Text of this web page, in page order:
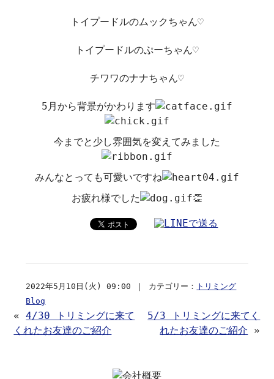
トイプードルのムックちゃん♡
トイプードルのぷーちゃん♡
チワワのナナちゃん♡
5月から背景がかわります
今までと少し雰囲気を変えてみました
みんなとっても可愛いですね
お疲れ様でした
👏
2022年5月10日(火) 09:00 ｜ カテゴリー： トリミング
Blog
«4/30 トリミングに来て
くれたお友達のご紹介
5/3 トリミングに来てく
れたお友達のご紹介 »